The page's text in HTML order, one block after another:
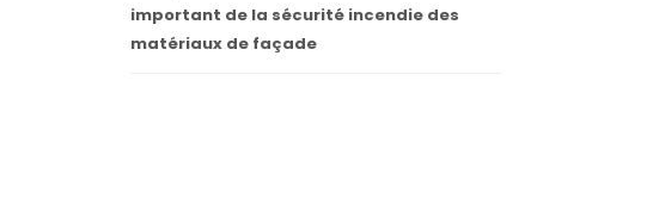
important de la sécurité incendie des
matériaux de façade